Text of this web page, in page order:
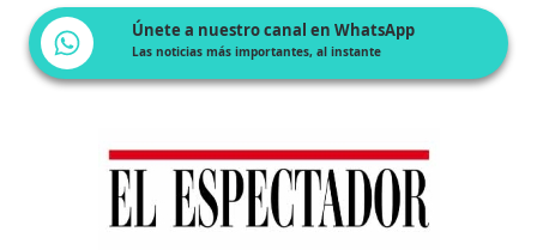
Únete a nuestro canal en WhatsApp
Las noticias más importantes, al instante